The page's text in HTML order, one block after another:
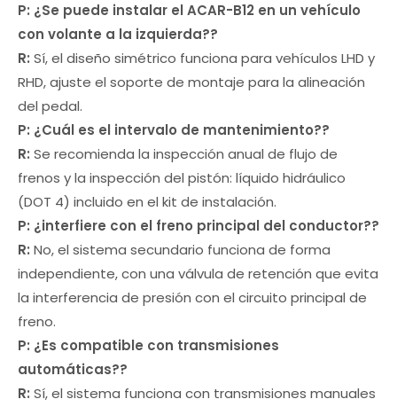
P: ¿Se puede instalar el ACAR-B12 en un vehículo
con volante a la izquierda??
R: Sí, el diseño simétrico funciona para vehículos LHD y
RHD, ajuste el soporte de montaje para la alineación
del pedal.
P: ¿Cuál es el intervalo de mantenimiento??
R: Se recomienda la inspección anual de flujo de
frenos y la inspección del pistón: líquido hidráulico
(DOT 4) incluido en el kit de instalación.
P: ¿interfiere con el freno principal del conductor??
R: No, el sistema secundario funciona de forma
independiente, con una válvula de retención que evita
la interferencia de presión con el circuito principal de
freno.
P: ¿Es compatible con transmisiones
automáticas??
R: Sí, el sistema funciona con transmisiones manuales